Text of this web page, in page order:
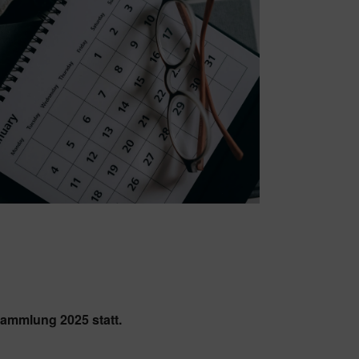
Office 365
2025 statt.